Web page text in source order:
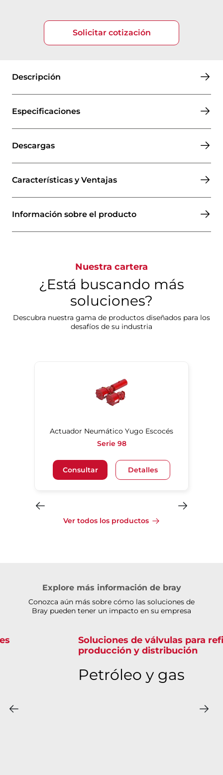
Solicitar cotización
Descripción
Especificaciones
Descargas
Características y Ventajas
Información sobre el producto
Nuestra cartera
¿Está buscando más
soluciones?
Descubra nuestra gama de productos diseñados para los
desafíos de su industria
Actuador Neumático Yugo Escocés
Serie 98
Consultar Detalles
Ver todos los productos
Explore más información de bray
Conozca aún más sobre cómo las soluciones de
Bray pueden tener un impacto en su empresa
Soluciones de válvulas para refinería,
producción y distribución
Petróleo y gas